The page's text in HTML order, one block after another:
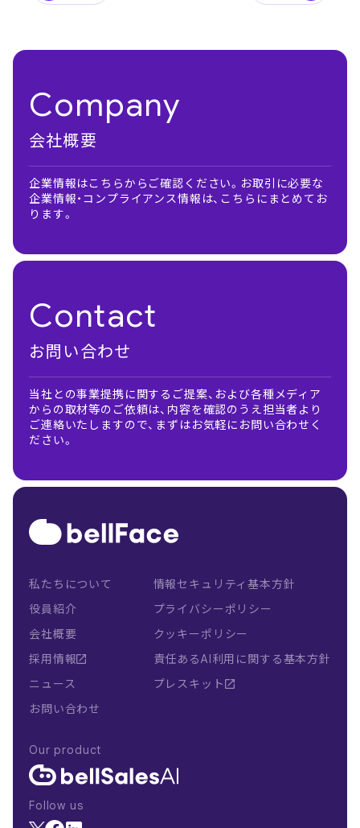
Company
会社概要
企業情報はこちらからご確認ください。お取引に必要な
企業情報・コンプライアンス情報は、こちらにまとめてお
ります。
Contact
お問い合わせ
当社との事業提携に関するご提案、および各種メディア
からの取材等のご依頼は、内容を確認のうえ担当者より
ご連絡いたしますので、まずはお気軽にお問い合わせく
ださい。
私たちについて
役員紹介
会社概要
採用情報
ニュース
お問い合わせ
情報セキュリティ基本方針
プライバシーポリシー
クッキーポリシー
責任あるAI利用に関する基本方針
プレスキット
Our product
Follow us